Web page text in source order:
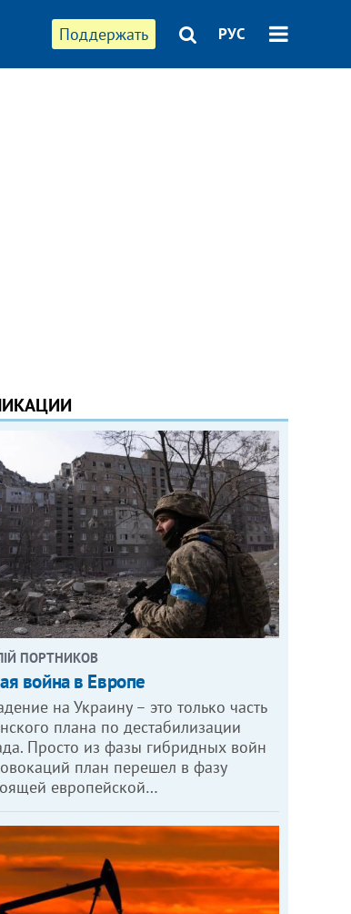
Поддержать РУС
ПОРТНИКОВ
война в Европе
на Украину – это только часть
плана по дестабилизации
Просто из фазы гибридных войн
план перешел в фазу
европейской…